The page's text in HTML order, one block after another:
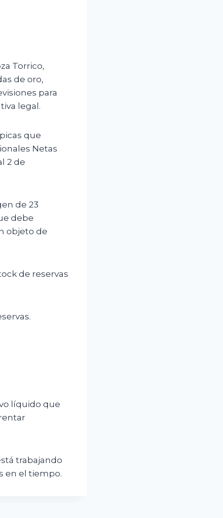
Torrico,
de oro,
para
legal.
que
Netas
2 de
de 23
debe
objeto de
de reservas
líquido que
trabajando
en el tiempo.